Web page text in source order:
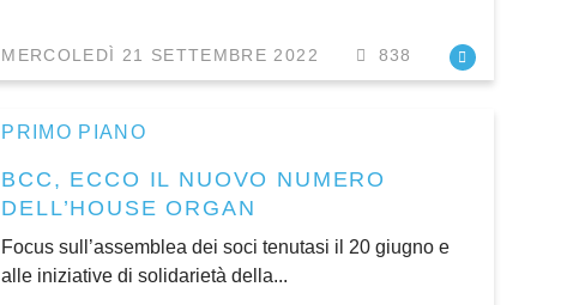
MERCOLEDÌ 21 SETTEMBRE 2022 838
PRIMO PIANO
BCC, ECCO IL NUOVO NUMERO
DELL’HOUSE ORGAN
Focus sull’assemblea dei soci tenutasi il 20 giugno e
alle iniziative di solidarietà della...